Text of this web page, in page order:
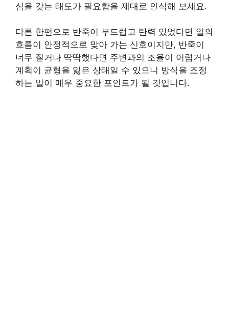
심을 갖는 태도가 필요함을 제대로 인식해 보세요.
다른 한편으로 반죽이 부드럽고 탄력 있었다면 일의
흐름이 안정적으로 맞아 가는 신호이지만, 반죽이
너무 질거나 딱딱했다면 주변과의 조율이 어렵거나
계획이 균형을 잃은 상태일 수 있으니 방식을 조정
하는 일이 매우 중요한 포인트가 될 것입니다.